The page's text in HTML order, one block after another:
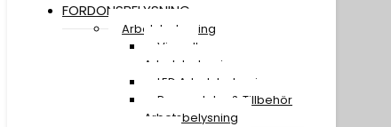
FORDONSBELYSNING
Arbetsbelysning
Visa all
Arbetsbelysning
LED Arbetsbelysning
Reservdelar & Tillbehör
Arbetsbelysning